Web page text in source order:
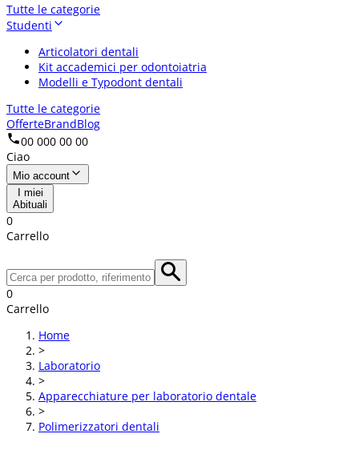
Tutte le categorie
Studenti
Articolatori dentali
Kit accademici per odontoiatria
Modelli e Typodont dentali
Tutte le categorie
OfferteBrandBlog
00 000 00 00
Ciao
Mio account
I miei
Abituali
0
Carrello
0
Carrello
Home
>
Laboratorio
>
Apparecchiature per laboratorio dentale
>
Polimerizzatori dentali